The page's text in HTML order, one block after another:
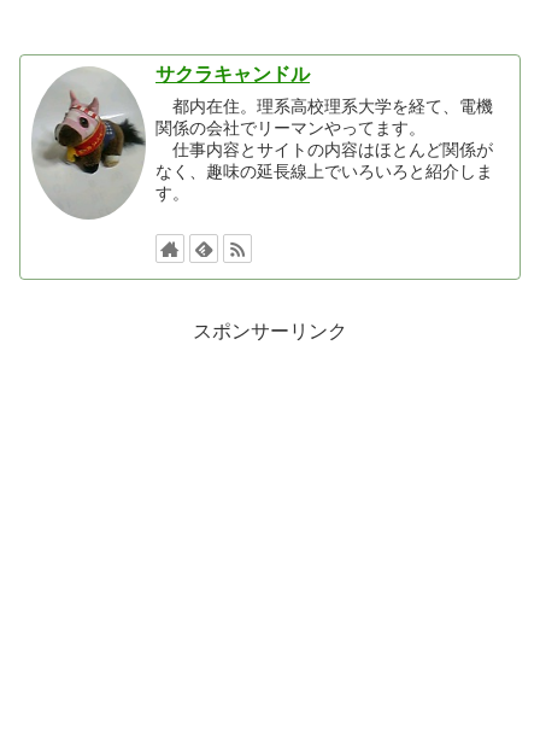
サクラキャンドル
都内在住。理系高校理系大学を経て、電機
関係の会社でリーマンやってます。
仕事内容とサイトの内容はほとんど関係が
なく、趣味の延長線上でいろいろと紹介しま
す。
スポンサーリンク